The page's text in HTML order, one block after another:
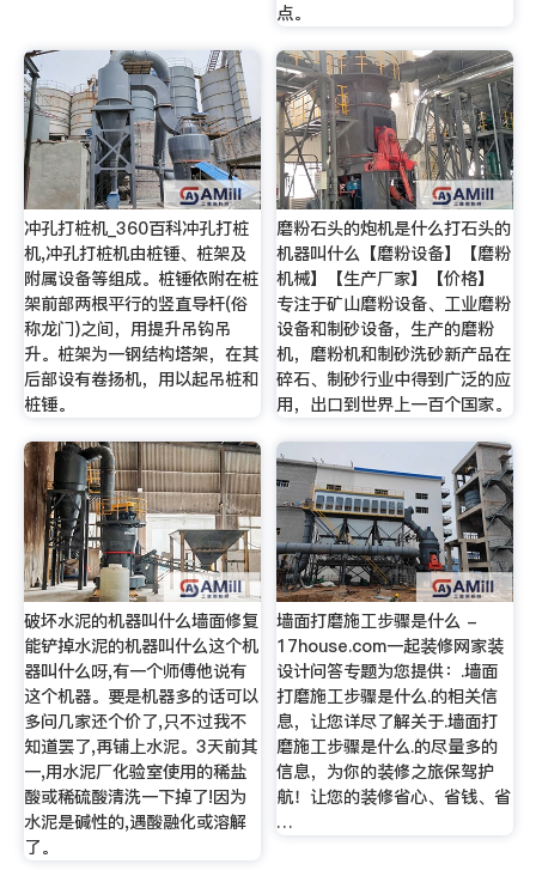
点。
冲孔打桩机_360百科冲孔打桩
机,冲孔打桩机由桩锤、桩架及
附属设备等组成。桩锤依附在桩
架前部两根平行的竖直导杆(俗
称龙门)之间，用提升吊钩吊
升。桩架为一钢结构塔架，在其
后部设有卷扬机，用以起吊桩和
桩锤。
磨粉石头的炮机是什么打石头的
机器叫什么【磨粉设备】【磨粉
机械】【生产厂家】【价格】
专注于矿山磨粉设备、工业磨粉
设备和制砂设备，生产的磨粉
机，磨粉机和制砂洗砂新产品在
碎石、制砂行业中得到广泛的应
用，出口到世界上一百个国家。
破坏水泥的机器叫什么墙面修复
能铲掉水泥的机器叫什么这个机
器叫什么呀,有一个师傅他说有
这个机器。要是机器多的话可以
多问几家还个价了,只不过我不
知道罢了,再铺上水泥。3天前其
一,用水泥厂化验室使用的稀盐
酸或稀硫酸清洗一下掉了!因为
水泥是碱性的,遇酸融化或溶解
了。
墙面打磨施工步骤是什么 -
17house.com一起装修网家装
设计问答专题为您提供：.墙面
打磨施工步骤是什么.的相关信
息，让您详尽了解关于.墙面打
磨施工步骤是什么.的尽量多的
信息，为你的装修之旅保驾护
航！让您的装修省心、省钱、省
…